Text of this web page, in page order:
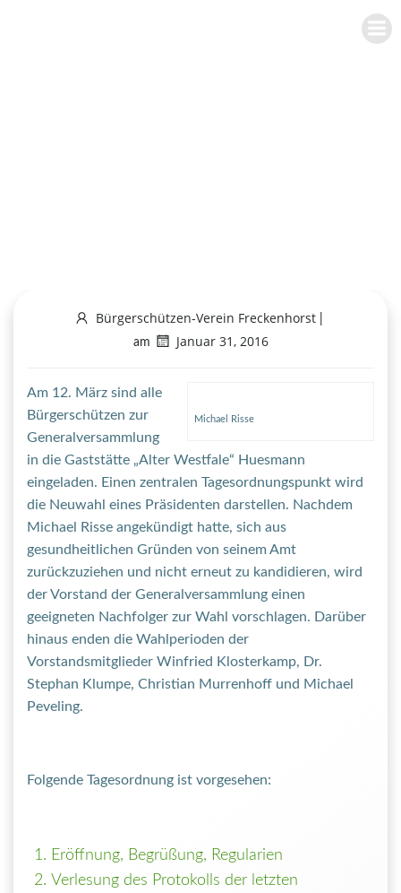
Bürgerschützen-Verein Freckenhorst
am
Januar 31, 2016
Michael Risse
Am 12. März sind alle
Bürgerschützen zur
Generalversammlung
in die Gaststätte „Alter Westfale“ Huesmann
eingeladen. Einen zentralen Tagesordnungspunkt wird
die Neuwahl eines Präsidenten darstellen. Nachdem
Michael Risse angekündigt hatte, sich aus
gesundheitlichen Gründen von seinem Amt
zurückzuziehen und nicht erneut zu kandidieren, wird
der Vorstand der Generalversammlung einen
geeigneten Nachfolger zur Wahl vorschlagen. Darüber
hinaus enden die Wahlperioden der
Vorstandsmitglieder Winfried Klosterkamp, Dr.
Stephan Klumpe, Christian Murrenhoff und Michael
Peveling.
Folgende Tagesordnung ist vorgesehen:
Eröffnung, Begrüßung, Regularien
Verlesung des Protokolls der letzten